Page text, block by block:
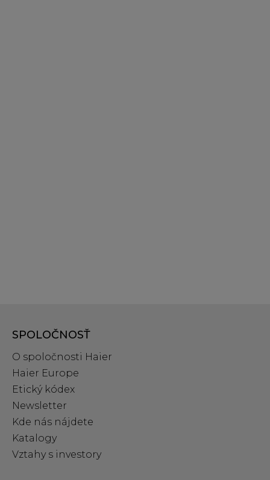
SPOLOČNOSŤ
O spoločnosti Haier
Haier Europe
Etický kódex
Newsletter
Kde nás nájdete
Katalogy
Vztahy s investory